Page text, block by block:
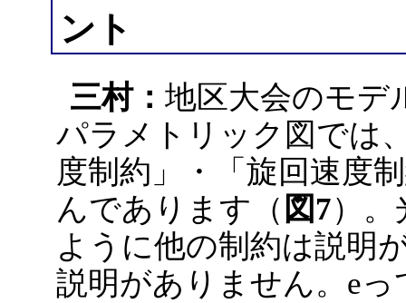
ント
三村： 地区大会のモデ
パラメトリック図では
度制約」・「旋回速度
んであります（ 図7）
ように他の制約は説明
説明がありません。e